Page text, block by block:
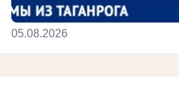
05.08.2026